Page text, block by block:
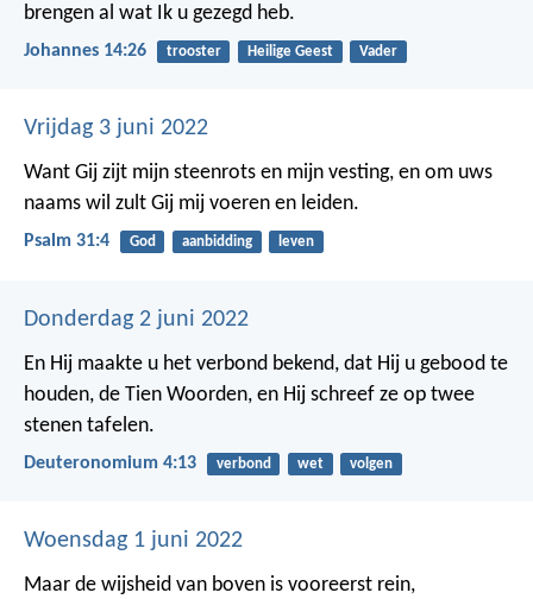
brengen al wat Ik u gezegd heb.
Johannes 14:26 trooster Heilige Geest Vader
Vrijdag 3 juni 2022
Want Gij zijt mijn steenrots en mijn vesting, en om uws
naams wil zult Gij mij voeren en leiden.
Psalm 31:4 God aanbidding leven
Donderdag 2 juni 2022
En Hij maakte u het verbond bekend, dat Hij u gebood te
houden, de Tien Woorden, en Hij schreef ze op twee
stenen tafelen.
Deuteronomium 4:13 verbond wet volgen
Woensdag 1 juni 2022
Maar de wijsheid van boven is vooreerst rein,